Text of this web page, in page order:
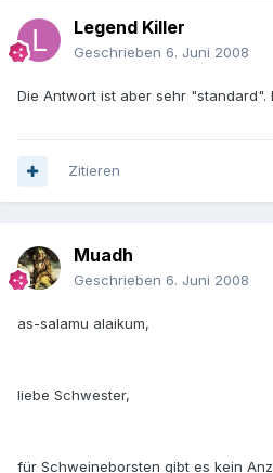
Legend Killer
Geschrieben 6. Juni 2008
Die Antwort ist aber sehr "standard".
Zitieren
Muadh
Geschrieben 6. Juni 2008
as-salamu alaikum,
liebe Schwester,
für Schweineborsten gibt es kein